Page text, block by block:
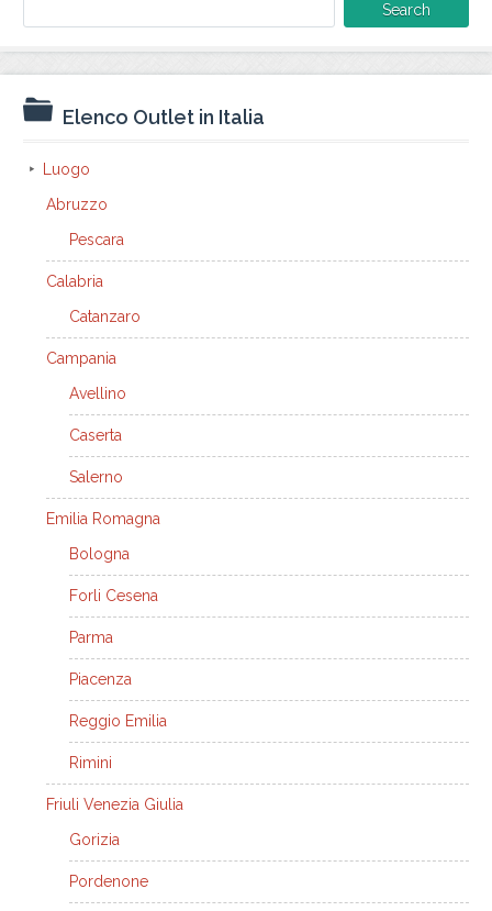
for:
Elenco Outlet in Italia
Luogo
Abruzzo
Pescara
Calabria
Catanzaro
Campania
Avellino
Caserta
Salerno
Emilia Romagna
Bologna
Forli Cesena
Parma
Piacenza
Reggio Emilia
Rimini
Friuli Venezia Giulia
Gorizia
Pordenone